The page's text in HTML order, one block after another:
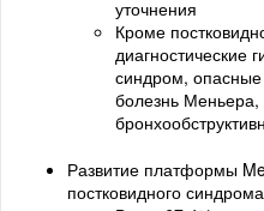
уточнения
Кроме
диагностические
синдром,
болезнь Меньера,
Развитие платформы
постковидного